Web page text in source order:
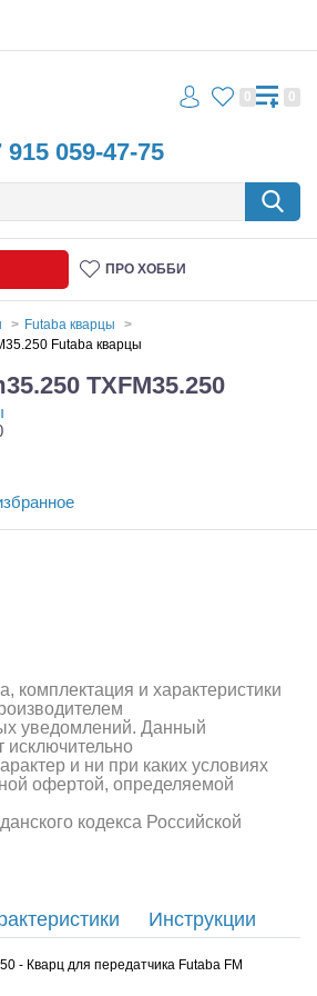
915 059-47-75
0 0
ПРО ХОББИ
блоки питания
приборы,расходники
для моделей
Futaba кварцы
Futaba кварцы
TXFM35.250
комплектация и характеристики
уведомлений. Данный
исключительно
и ни при каких условиях
офертой, определяемой
кодекса Российской
Инструкции
- Кварц для передатчика Futaba FM